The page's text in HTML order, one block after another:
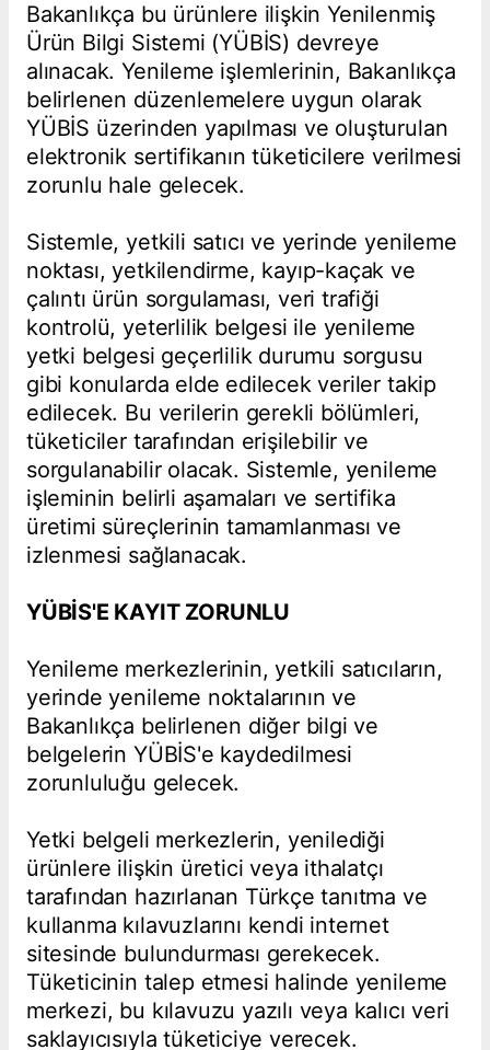
Bakanlıkça bu ürünlere ilişkin Yenilenmiş
Ürün Bilgi Sistemi (YÜBİS) devreye
alınacak. Yenileme işlemlerinin, Bakanlıkça
belirlenen düzenlemelere uygun olarak
YÜBİS üzerinden yapılması ve oluşturulan
elektronik sertifikanın tüketicilere verilmesi
zorunlu hale gelecek.
Sistemle, yetkili satıcı ve yerinde yenileme
noktası, yetkilendirme, kayıp-kaçak ve
çalıntı ürün sorgulaması, veri trafiği
kontrolü, yeterlilik belgesi ile yenileme
yetki belgesi geçerlilik durumu sorgusu
gibi konularda elde edilecek veriler takip
edilecek. Bu verilerin gerekli bölümleri,
tüketiciler tarafından erişilebilir ve
sorgulanabilir olacak. Sistemle, yenileme
işleminin belirli aşamaları ve sertifika
üretimi süreçlerinin tamamlanması ve
izlenmesi sağlanacak.
YÜBİS'E KAYIT ZORUNLU
Yenileme merkezlerinin, yetkili satıcıların,
yerinde yenileme noktalarının ve
Bakanlıkça belirlenen diğer bilgi ve
belgelerin YÜBİS'e kaydedilmesi
zorunluluğu gelecek.
Yetki belgeli merkezlerin, yenilediği
ürünlere ilişkin üretici veya ithalatçı
tarafından hazırlanan Türkçe tanıtma ve
kullanma kılavuzlarını kendi internet
sitesinde bulundurması gerekecek.
Tüketicinin talep etmesi halinde yenileme
merkezi, bu kılavuzu yazılı veya kalıcı veri
saklayıcısıyla tüketiciye verecek.